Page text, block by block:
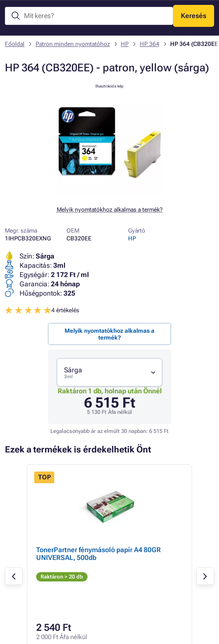
Keresés
Menü
Főoldal Patron minden nyomtatóhoz HP HP 364 HP 364
HP 364 (CB320EE) - patron, yellow (sárga)
Illusztrációs kép
Melyik nyomtatókhoz alkalmas a termék?
Megr. száma
1IHPCB320EXNG
OEM
CB320EE
Gyártó
HP
Szín: Sárga
Kapacitás: 3ml
Egységár: 2 172 Ft / ml
Garancia: 24 hónap
Hűségpontok: 325
4 értékelés
Melyik nyomtatókhoz alkalmas a
termék?
Sárga
3ml
Raktáron 1 db, holnap után Önnél
6 515 Ft
5 130 Ft Áfa nélkül
Legalacsonyabb ár az elmúlt 30 napban: 6 515 Ft
Ezek a termékek is érdekelhetik Önt
TOP
TonerPartner fénymásoló papír A4 80GR
UNIVERSAL, 500db
Raktáron > 20 db
2 540 Ft
2 000 Ft Áfa nélkül